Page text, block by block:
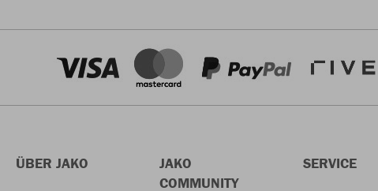
ÜBER JAKO
JAKO
COMMUNITY
SERVICE